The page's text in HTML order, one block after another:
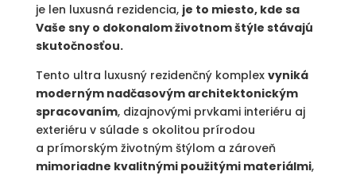
je len luxusná rezidencia, je to miesto, kde sa
Vaše sny o dokonalom životnom štýle stávajú
skutočnosťou.
Tento ultra luxusný rezidenčný komplex vyniká
moderným nadčasovým architektonickým
spracovaním, dizajnovými prvkami interiéru aj
exteriéru v súlade s okolitou prírodou
a prímorským životným štýlom a zároveň
mimoriadne kvalitnými použitými materiálmi,